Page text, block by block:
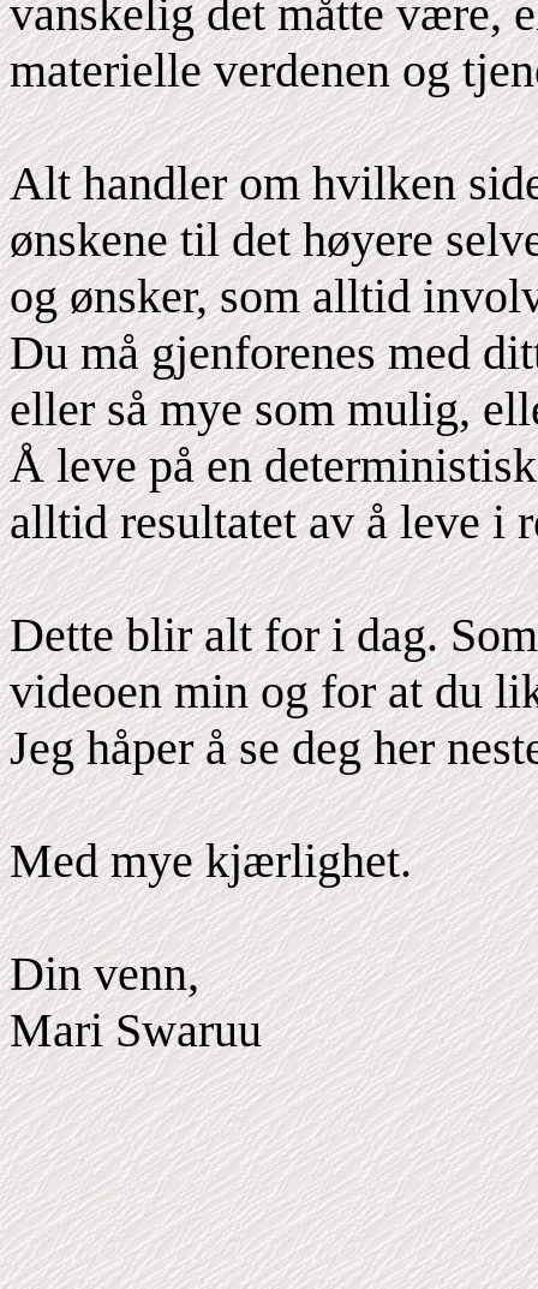
vanskelig det måtte være,
materielle verdenen og
Alt handler om hvilken
ønskene til det høyere
og ønsker, som alltid
Du må gjenforenes med
eller så mye som mulig,
Å leve på en
alltid resultatet av å leve i
Dette blir alt for i dag.
videoen min og for at du
Jeg håper å se deg her
Med mye kjærlighet.
Din venn,
Mari Swaruu